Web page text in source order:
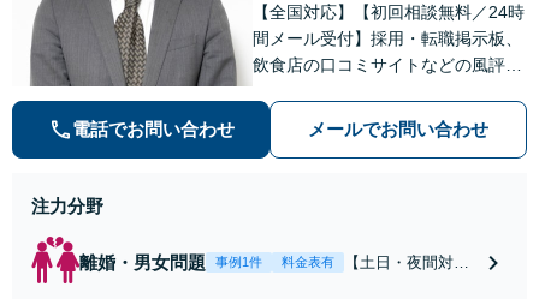
【全国対応】【初回相談無料／24時
間メール受付】採用・転職掲示板、
飲食店の口コミサイトなどの風評被
の種類を問わず相談可。可能な限り
早期対応で駆けつけサポート【労
電話でお問い合わせ メールでお問い合わせ
注力分野
離婚・男女問題 事例1件 料金表有
【土日・夜間対応